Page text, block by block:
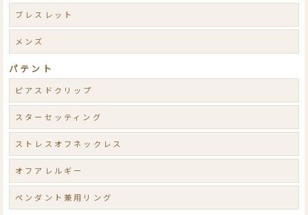
ブレスレット
メンズ
パテント
ピアスドクリップ
スターセッティング
ストレスオフネックレス
オフアレルギー
ペンダント兼用リング